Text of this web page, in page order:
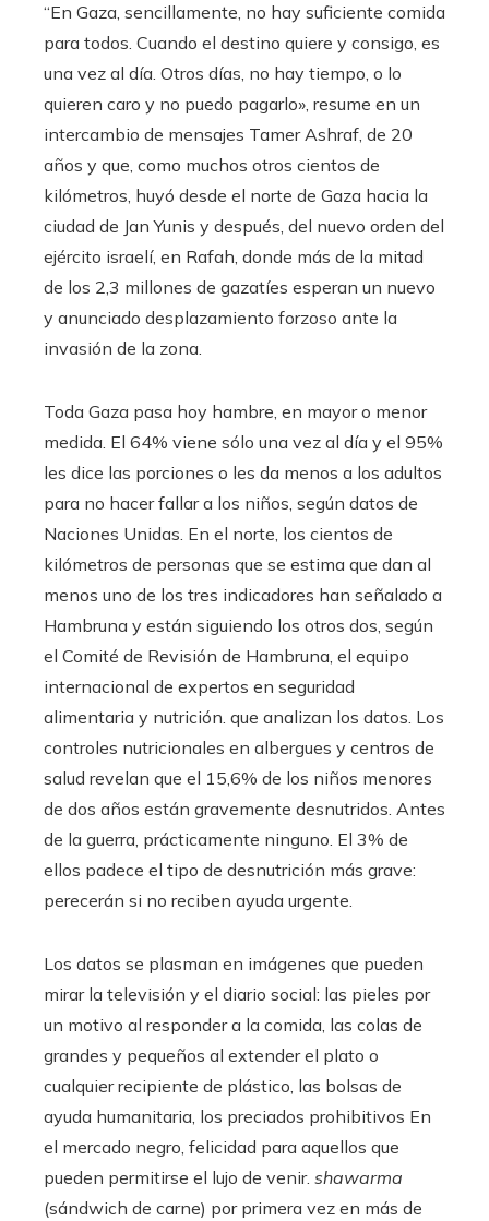
“En Gaza, sencillamente, no hay suficiente comida
para todos. Cuando el destino quiere y consigo, es
una vez al día. Otros días, no hay tiempo, o lo
quieren caro y no puedo pagarlo», resume en un
intercambio de mensajes Tamer Ashraf, de 20
años y que, como muchos otros cientos de
kilómetros, huyó desde el norte de Gaza hacia la
ciudad de Jan Yunis y después, del nuevo orden del
ejército israelí, en Rafah, donde más de la mitad
de los 2,3 millones de gazatíes esperan un nuevo
y anunciado desplazamiento forzoso ante la
invasión de la zona.
Toda Gaza pasa hoy hambre, en mayor o menor
medida. El 64% viene sólo una vez al día y el 95%
les dice las porciones o les da menos a los adultos
para no hacer fallar a los niños, según datos de
Naciones Unidas. En el norte, los cientos de
kilómetros de personas que se estima que dan al
menos uno de los tres indicadores han señalado a
Hambruna y están siguiendo los otros dos, según
el Comité de Revisión de Hambruna, el equipo
internacional de expertos en seguridad
alimentaria y nutrición. que analizan los datos. Los
controles nutricionales en albergues y centros de
salud revelan que el 15,6% de los niños menores
de dos años están gravemente desnutridos. Antes
de la guerra, prácticamente ninguno. El 3% de
ellos padece el tipo de desnutrición más grave:
perecerán si no reciben ayuda urgente.
Los datos se plasman en imágenes que pueden
mirar la televisión y el diario social: las pieles por
un motivo al responder a la comida, las colas de
grandes y pequeños al extender el plato o
cualquier recipiente de plástico, las bolsas de
ayuda humanitaria, los preciados prohibitivos En
el mercado negro, felicidad para aquellos que
pueden permitirse el lujo de venir. shawarma
(sándwich de carne) por primera vez en más de